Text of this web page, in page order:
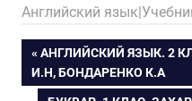
18.02.2026
figa
Английский
Навигация
ПРЕДЫДУЩАЯ
ЗАПИСЬ:
АНГЛИЙСКИЙ ЯЗЫК. 2
И.Н, БОНДАРЕНКО К.А